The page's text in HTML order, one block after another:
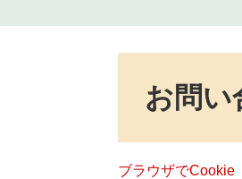
お問い
ブラウザでCookie